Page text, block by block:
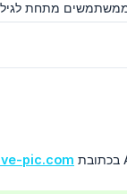
ממשתמשים מתחת לגיל
pic.com